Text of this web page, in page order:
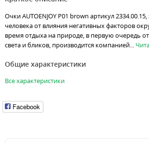
Очки AUTOENJOY P01 brown артикул
человека от влияния негативных факторов
время отдыха на природе, в первую очередь
света и бликов, производится компанией...
Общие характеристики
Все характеристики
Facebook